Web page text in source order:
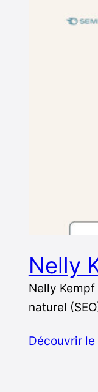
Nelly
Nelly
naturel
Découvrir